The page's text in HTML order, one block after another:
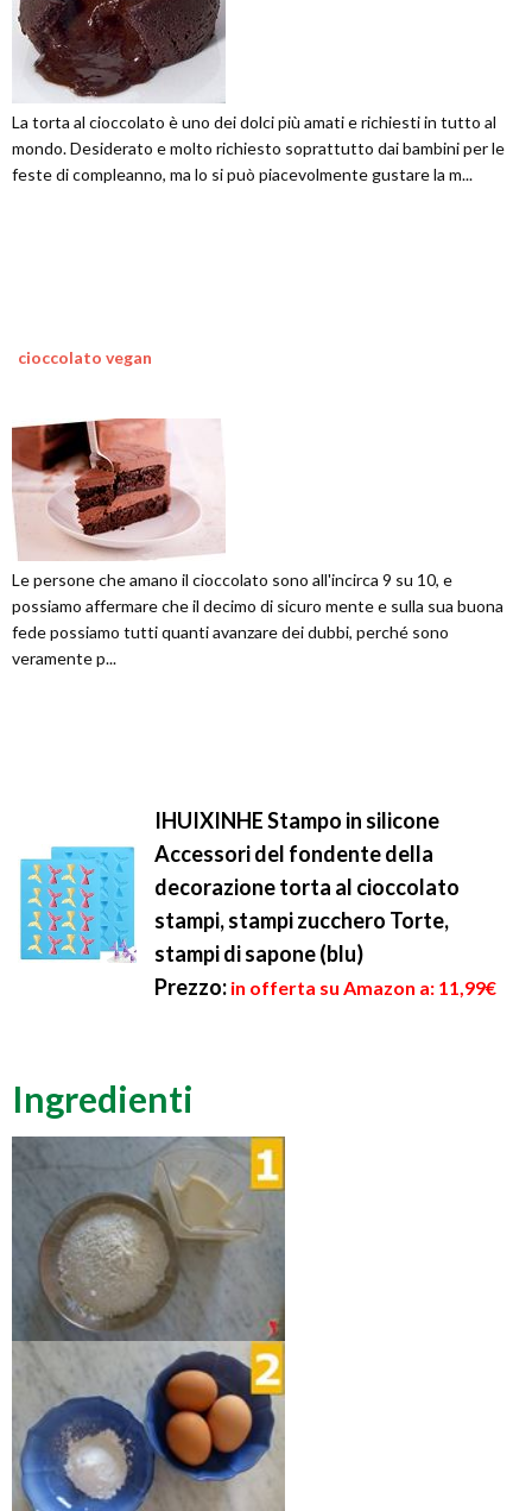
La torta al cioccolato è uno dei dolci più amati e richiesti in tutto al
mondo. Desiderato e molto richiesto soprattutto dai bambini per le
feste di compleanno, ma lo si può piacevolmente gustare la m...
cioccolato vegan
Le persone che amano il cioccolato sono all'incirca 9 su 10, e
possiamo affermare che il decimo di sicuro mente e sulla sua buona
fede possiamo tutti quanti avanzare dei dubbi, perché sono
veramente p...
IHUIXINHE Stampo in silicone
Accessori del fondente della
decorazione torta al cioccolato
stampi, stampi zucchero Torte,
stampi di sapone (blu)
Prezzo: in offerta su Amazon a: 11,99€
Ingredienti